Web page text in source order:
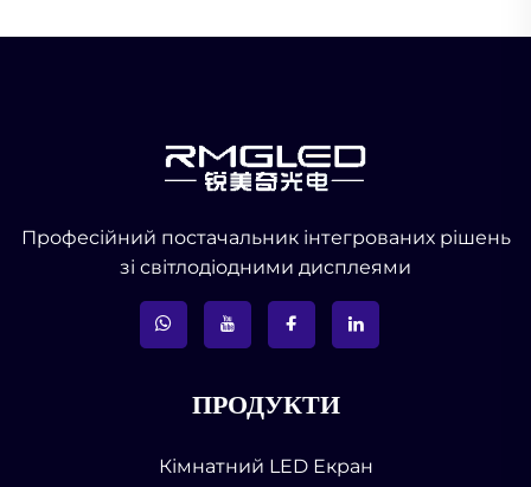
Професійний постачальник інтегрованих рішень
зі світлодіодними дисплеями
ПРОДУКТИ
Кімнатний LED Екран